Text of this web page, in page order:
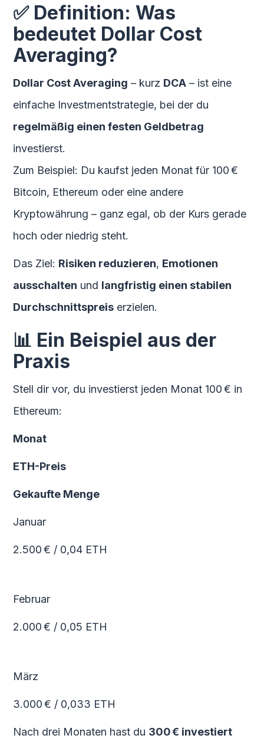
✅ Definition: Was
bedeutet Dollar Cost
Averaging?
Dollar Cost Averaging – kurz DCA – ist eine
einfache Investmentstrategie, bei der du
regelmäßig einen festen Geldbetrag
investierst.
Zum Beispiel: Du kaufst jeden Monat für 100 €
Bitcoin, Ethereum oder eine andere
Kryptowährung – ganz egal, ob der Kurs gerade
hoch oder niedrig steht.
Das Ziel: Risiken reduzieren, Emotionen
ausschalten und langfristig einen stabilen
Durchschnittspreis erzielen.
📊 Ein Beispiel aus der
Praxis
Stell dir vor, du investierst jeden Monat 100 € in
Ethereum:
Monat
ETH-Preis
Gekaufte Menge
Januar
2.500 € / 0,04 ETH
Februar
2.000 € / 0,05 ETH
März
3.000 € / 0,033 ETH
Nach drei Monaten hast du 300 € investiert